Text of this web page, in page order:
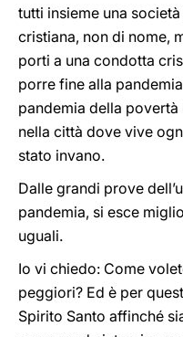
tutti insieme una
cristiana, non di nome,
porti a una condotta
porre fine alla
pandemia della
nella città dove vive
stato invano.
Dalle grandi prove
pandemia, si esce
uguali.
Io vi chiedo: Come
peggiori? Ed è per
Spirito Santo affinché